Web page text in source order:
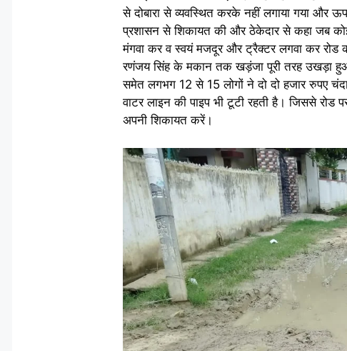
से दोबारा से व्यवस्थित करके नहीं लगाया गया और
प्रशासन से शिकायत की और ठेकेदार से कहा जब
मंगवा कर व स्वयं मजदूर और ट्रैक्टर लगवा कर रोड
रणंजय सिंह के मकान तक खड़ंजा पूरी तरह उखड़ा हुआ
समेत लगभग 12 से 15 लोगों ने दो दो हजार रुपए
वाटर लाइन की पाइप भी टूटी रहती है। जिससे
अपनी शिकायत करें।